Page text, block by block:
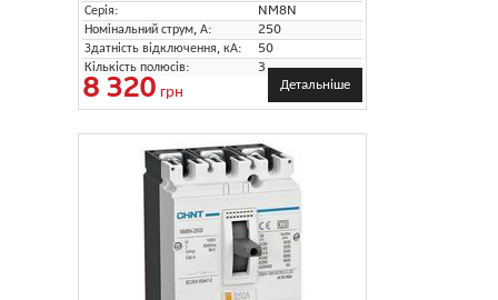
Серія:
NM8N
Номінальний струм, А:
250
Здатність відключення, кА:
50
Кількість полюсів:
3
8 320 грн Детальніше